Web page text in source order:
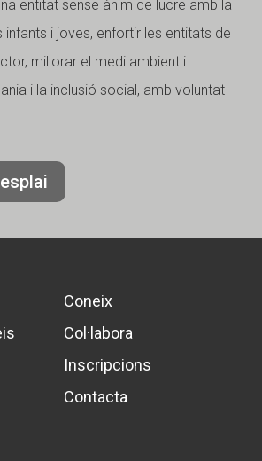
entitat sense ànim de lucre amb la
infants i joves, enfortir les entitats de
millorar el medi ambient i
i la inclusió social, amb voluntat
Coneix
Col·labora
Inscripcions
Contacta